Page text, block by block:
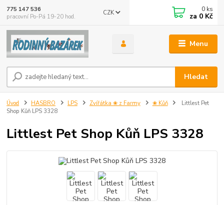
Menu
CZK
Hledat
775 147 536
pracovní Po-Pá 19-20 hod.
0 ks
za 0 Kč
Úvod HASBRO LPS Zvířátka ❀ z Farmy ❀ Kůň
Littlest Pet
Shop Kůň LPS 3328
Littlest Pet Shop Kůň LPS 3328